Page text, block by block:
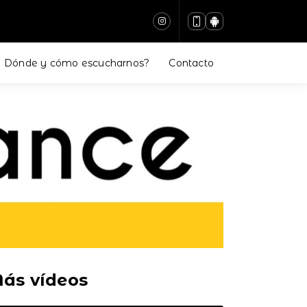
Dónde y cómo escucharnos? Contacto
vídeos